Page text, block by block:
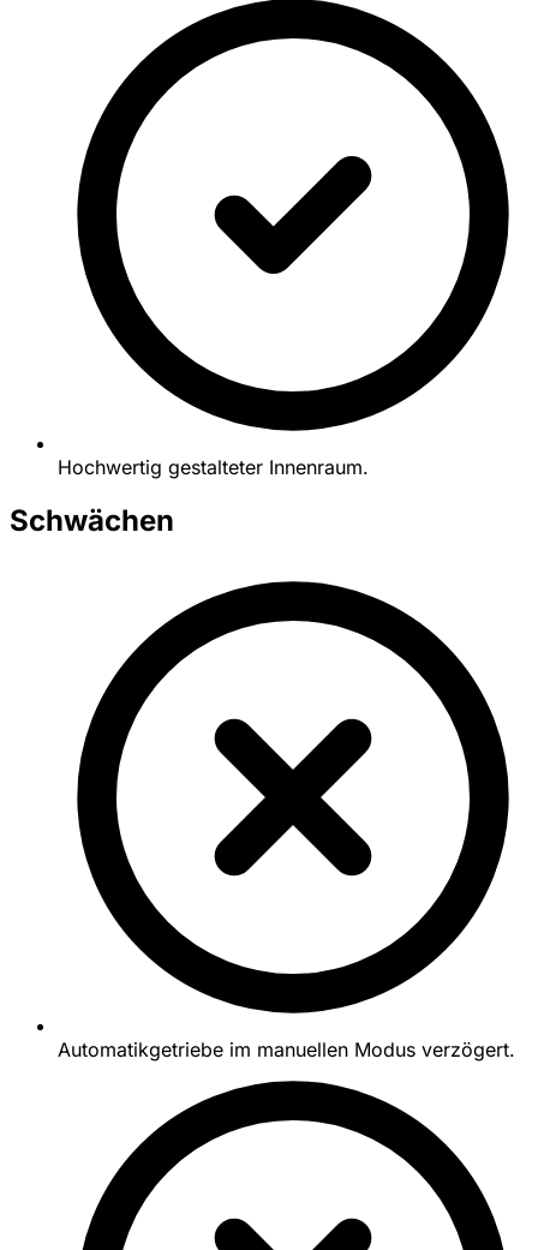
Hochwertig gestalteter Innenraum.
Schwächen
Automatikgetriebe im manuellen Modus verzögert.